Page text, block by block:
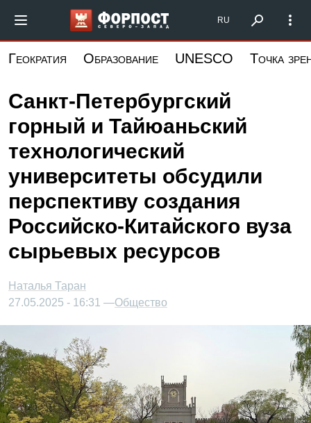
основному
Форпост Северо-Запад
RU
Геократия Образование UNESCO Точка
Санкт-Петербургский
горный и Тайюаньский
технологический
университеты обсудили
перспективу создания
Российско-Китайского вуза
сырьевых ресурсов
Наталья Таран
27.05.2025 - 16:31 —Общество